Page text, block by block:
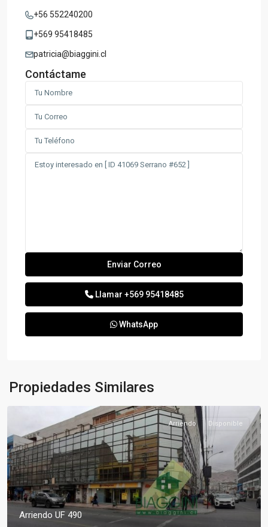
+56 552240200
+569 95418485
patricia@biaggini.cl
Contáctame
Llamar +569 95418485
WhatsApp
Propiedades Similares
Arriendo Disponible
Arriendo UF 490